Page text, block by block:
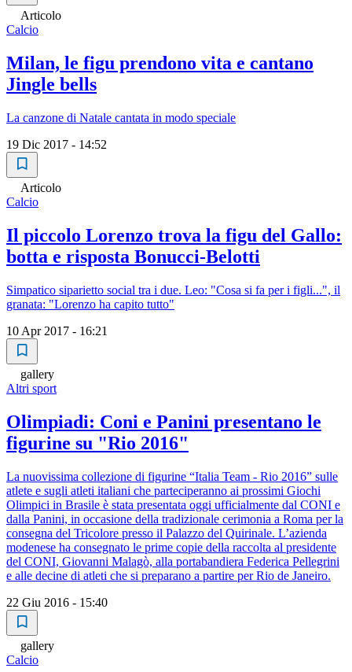
Articolo
Calcio
Milan, le figu prendono vita e cantano
Jingle bells
La canzone di Natale cantata in modo speciale
19 Dic 2017 - 14:52
Articolo
Calcio
Il piccolo Lorenzo trova la figu del Gallo:
botta e risposta Bonucci-Belotti
Simpatico siparietto social tra i due. Leo: "Cosa si fa per i figli...", il
granata: "Lorenzo ha capito tutto"
10 Apr 2017 - 16:21
gallery
Altri sport
Olimpiadi: Coni e Panini presentano le
figurine su "Rio 2016"
La nuovissima collezione di figurine “Italia Team - Rio 2016” sulle
atlete e sugli atleti italiani che parteciperanno ai prossimi Giochi
Olimpici in Brasile è stata presentata oggi ufficialmente dal CONI e
dalla Panini, in occasione della tradizionale cerimonia a Roma per la
consegna del Tricolore presso il Palazzo del Quirinale. L’azienda
modenese ha consegnato le prime copie della raccolta al presidente
del CONI, Giovanni Malagò, alla portabandiera Federica Pellegrini
e alle decine di atleti che si preparano a partire per Rio de Janeiro.
22 Giu 2016 - 15:40
gallery
Calcio